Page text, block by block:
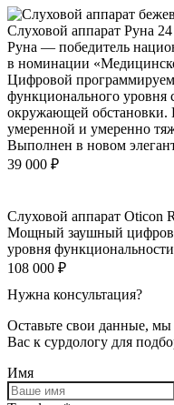
Слуховой аппарат Руна
Руна — победитель
в номинации
Цифровой
функционального уровня
окружающей обстановки.
умеренной и умеренно
Выполнен в новом
39 000 ₽
Слуховой аппарат Oticon
Мощный заушный
уровня
108 000 ₽
Нужна консультация?
Оставьте свои данные,
Вас к сурдологу для
Имя